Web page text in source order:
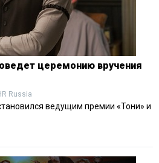
церемонию вручения
Russia
ведущим премии «Тони» и